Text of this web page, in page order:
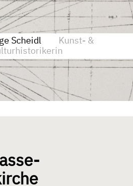
Karmeliterkirche
Scheidl
Kunst- &